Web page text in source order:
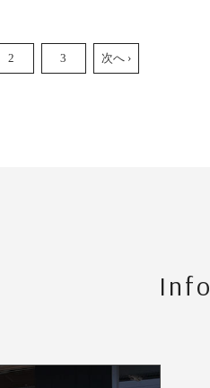
2 3 次へ ›
Info